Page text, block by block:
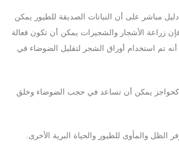
مباشر على أن النباتات الصديقة للطيور يمكن
زراعة الأشجار والشجيرات يمكن أن تكون فعالة
تم استخدام أوراق الشجر لتقليل الضوضاء في
كحواجز يمكن أن تساعد في حجب الضوضاء وخلق
الظل والمأوى للطيور والحياة البرية الأخرى.